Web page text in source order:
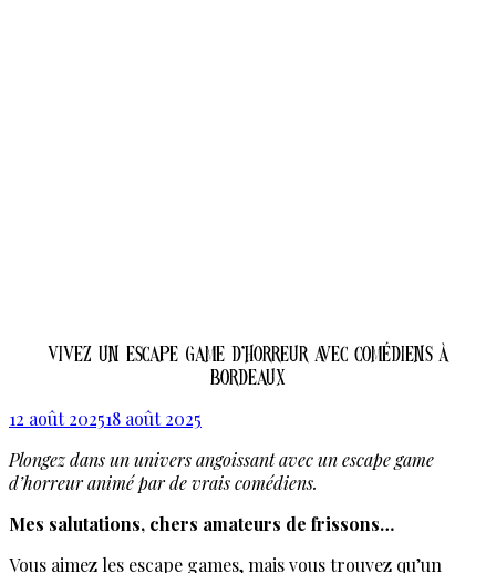
Vivez un escape game d’horreur avec comédiens à
Bordeaux
12 août 202518 août 2025
Plongez dans un univers angoissant avec un escape game
d’horreur animé par de vrais comédiens.
Mes salutations, chers amateurs de frissons…
Vous aimez les escape games, mais vous trouvez qu’un